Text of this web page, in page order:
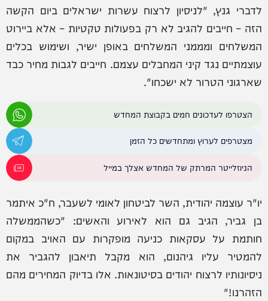
לדברי גנץ, "לניסיון לרצוח עשרות ישראלים ביום הקשה
הזה – חייבים להגיב לא רק בפעולות טקטיות – אלא ביירוט
המשלחים ומממני המשלחים באופן ישיר, ושימוש בכלים
עוצמתיים נגד קיני המחבלים עצמם. חייבים לגבות מחיר כבד
שארגוני הטרור לא ישכחו".
הצטרפו לעדכונים חמים בקבוצת המחדש
מצטרפים לערוץ ומתחדשים כל הזמן
הניוזלייטר המרתק של המחדש אצלך במייל
יו"ר עוצמה יהודית, השר לביטחון לאומי לשעבר, ח"כ איתמר
בן גביר, הגיב גם הוא לאירוע והאשים: "כשהממשלה
חותמת על עסקאות כניעה מופקרות עם האויב במקום
להמטיר עליו גיהנום, הוא מקבל תיאבון להגביר את
ניסיונותיו לרצוח יהודים בסיטונאות. אלו בדיוק המחירים מהם
הזהרנו!"